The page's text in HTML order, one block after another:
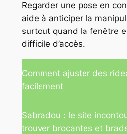
Regarder une pose en
aide à anticiper la
surtout quand la fenêtre
difficile d’accès.
Comment ajuster des
facilement
Sabradou : le site
trouver brocantes et